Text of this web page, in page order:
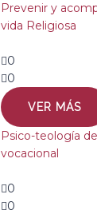
Prevenir y
vida Religiosa
0
0
VER MÁS
Psico-teología
vocacional
0
0